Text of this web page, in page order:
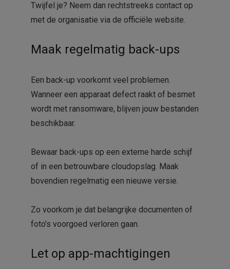
Twijfel je? Neem dan rechtstreeks contact op
met de organisatie via de officiële website.
Maak regelmatig back-ups
Een back-up voorkomt veel problemen.
Wanneer een apparaat defect raakt of besmet
wordt met ransomware, blijven jouw bestanden
beschikbaar.
Bewaar back-ups op een externe harde schijf
of in een betrouwbare cloudopslag. Maak
bovendien regelmatig een nieuwe versie.
Zo voorkom je dat belangrijke documenten of
foto’s voorgoed verloren gaan.
Let op app-machtigingen